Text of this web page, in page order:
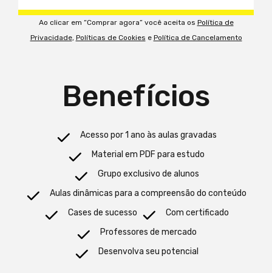
9
0
7
8
0
6
8
9
0
7
9
0
Ao clicar em “Comprar agora” você aceita os Política de
Privacidade, Políticas de Cookies e Política de Cancelamento
Benefícios
Acesso por 1 ano às aulas gravadas
Material em PDF para estudo
Grupo exclusivo de alunos
Aulas dinâmicas para a compreensão do conteúdo
Cases de sucesso
Com certificado
Professores de mercado
Desenvolva seu potencial